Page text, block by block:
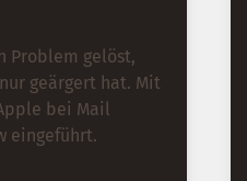
Problem gelöst,
geärgert hat. Mit
bei Mail
eingeführt.